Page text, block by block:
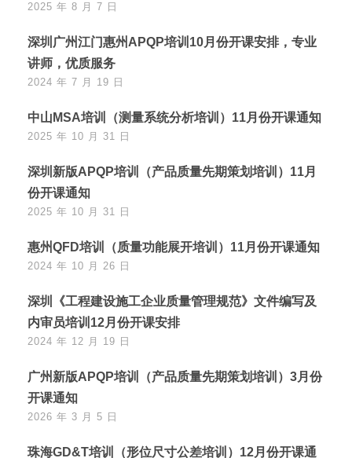
2025 年 8 月 7 日
深圳广州江门惠州APQP培训10月份开课安排，专业
讲师，优质服务
2024 年 7 月 19 日
中山MSA培训（测量系统分析培训）11月份开课通知
2025 年 10 月 31 日
深圳新版APQP培训（产品质量先期策划培训）11月
份开课通知
2025 年 10 月 31 日
惠州QFD培训（质量功能展开培训）11月份开课通知
2024 年 10 月 26 日
深圳《工程建设施工企业质量管理规范》文件编写及
内审员培训12月份开课安排
2024 年 12 月 19 日
广州新版APQP培训（产品质量先期策划培训）3月份
开课通知
2026 年 3 月 5 日
珠海GD&T培训（形位尺寸公差培训）12月份开课通